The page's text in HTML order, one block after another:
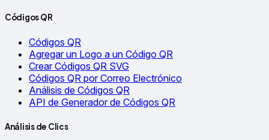
Códigos QR
Códigos QR
Agregar un Logo a un Código QR
Crear Códigos QR SVG
Códigos QR por Correo Electrónico
Análisis de Códigos QR
API de Generador de Códigos QR
Análisis de Clics